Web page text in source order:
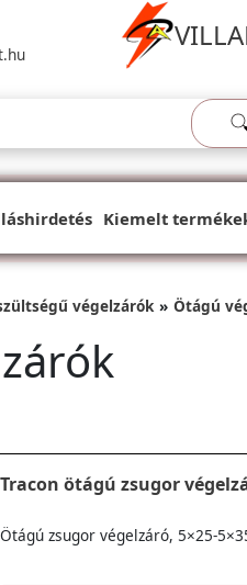
Kiemelt
végelzárók Ötágú
Tracon ötágú zsugor
Ötágú zsugor végelzáró, 5×25-